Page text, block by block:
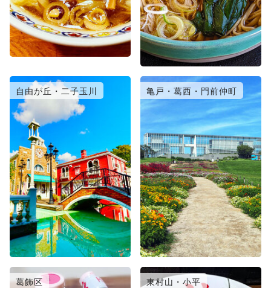
自由が丘・二子玉川 亀戸・葛西・門前仲町
葛飾区 東村山・小平